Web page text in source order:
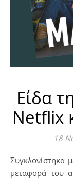
Είδα
Netflix
18
Συγκλονίστηκα με τη σειρά “Maid” στο Netflix, που είναι
μεταφορά του